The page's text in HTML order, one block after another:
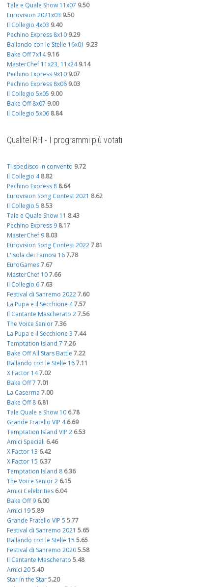
Tale e Quale Show 11x07 9.50
Eurovision 2021x03 9.50
Il Collegio 4x03 9.40
Pechino Express 8x10 9.29
Ballando con le Stelle 16x01 9.23
Bake Off 7x14 9.16
MasterChef 11x23, 11x24 9.14
Pechino Express 9x10 9.07
Pechino Express 8x06 9.03
Il Collegio 5x05 9.00
Bake Off 8x07 9.00
Il Collegio 5x06 8.84
Qualitel RH - I programmi più votati
Ti spedisco in convento 9.72
Il Collegio 4 8.82
Pechino Express 8 8.64
Eurovision Song Contest 2021 8.62
Il Collegio 5 8.53
Tale e Quale Show 11 8.43
Pechino Express 9 8.17
MasterChef 9 8.03
Eurovision Song Contest 20227.81
L'Isola dei Famosi 167.78
EuroGames7.67
MasterChef 107.66
Il Collegio 67.63
Festival di Sanremo 20227.60
La Pupa e il Secchione 47.57
Il Cantante Mascherato 27.56
The Voice Senior7.36
La Pupa e il Secchione 3 7.44
Temptation Island 7 7.26
Bake Off All Stars Battle 7.22
Ballando con le Stelle 167.11
X Factor 147.02
Bake Off 7 7.01
La Caserma 7.00
Bake Off 8 6.81
Tale Quale e Show 10 6.78
Grande Fratello VIP 4 6.69
Temptation Island VIP 2 6.53
Amici Speciali 6.46
X Factor 13 6.42
X Factor 15 6.37
Temptation Island 8 6.36
The Voice Senior 2 6.15
Amici Celebrities 6.04
Bake Off 9 6.00
Amici 195.89
Grande Fratello VIP 5 5.77
Festival di Sanremo 2021 5.65
Ballando con le Stelle 15 5.65
Festival di Sanremo 20205.58
Il Cantante Mascherato 5.48
Amici 205.40
Star in the Star5.20